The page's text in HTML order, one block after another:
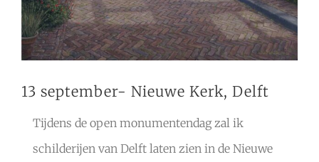
13 september- Nieuwe Kerk, Delft
Tijdens de open monumentendag zal ik
schilderijen van Delft laten zien in de Nieuwe